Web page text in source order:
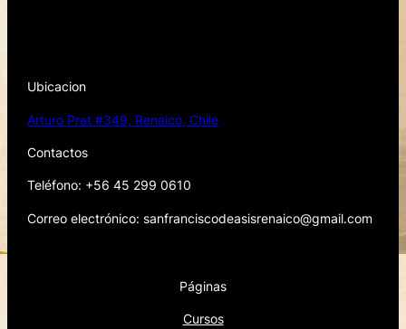
Ubicacion
Arturo Prat #349, Renaico, Chile
Contactos
Teléfono: +56 45 299 0610
Correo electrónico: sanfranciscodeasisrenaico@gmail.com
Páginas
Cursos